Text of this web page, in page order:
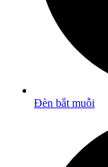
Đèn bắt muỗi